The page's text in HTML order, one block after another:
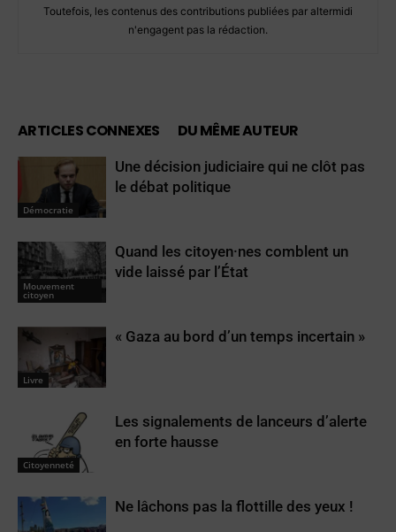
Toutefois, les contenus des contributions publiées par altermidi
n'engagent pas la rédaction.
ARTICLES CONNEXES DU MÊME AUTEUR
Démocratie
Une décision judiciaire qui ne clôt pas
le débat politique
Mouvement
citoyen
Quand les citoyen·nes comblent un
vide laissé par l’État
Livre
« Gaza au bord d’un temps incertain »
Citoyenneté
Les signalements de lanceurs d’alerte
en forte hausse
Ne lâchons pas la flottille des yeux !